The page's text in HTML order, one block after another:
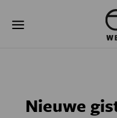
naar
Nieuwe